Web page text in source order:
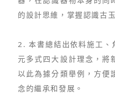
的設計思維，掌握認識古
2. 本書總結出依料施工、
元多式四大設計理念，將
以此為據分類舉例，方便
念的繼承和發展。